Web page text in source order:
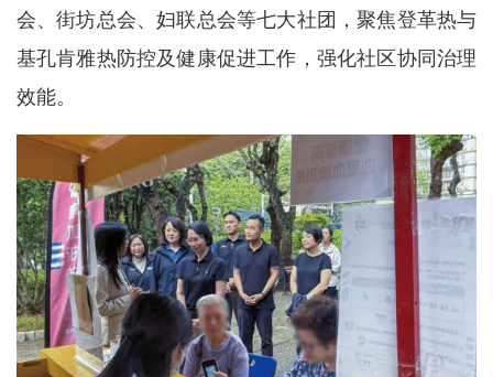
会、街坊总会、妇联总会等七大社团，聚焦登革热与
基孔肯雅热防控及健康促进工作，强化社区协同治理
效能。